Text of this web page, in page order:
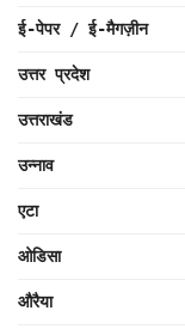
ई-पेपर / ई-मैगज़ीन
उत्तर प्रदेश
उत्तराखंड
उन्नाव
एटा
ओडिसा
औरैया